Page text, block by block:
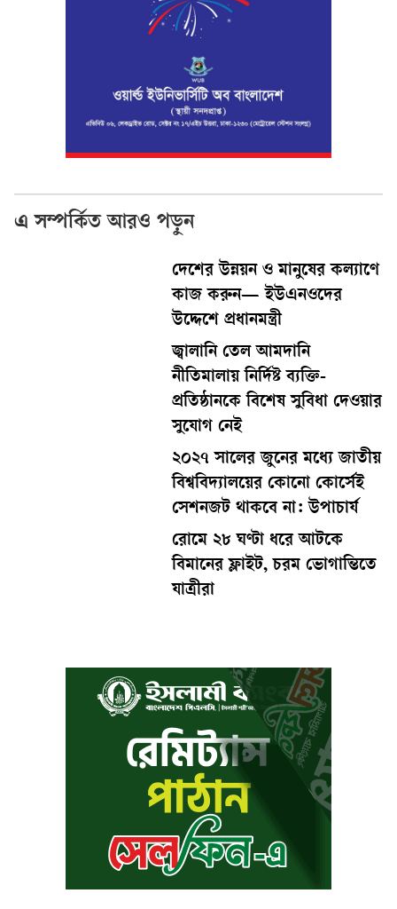
এ সম্পর্কিত আরও পড়ুন
দেশের উন্নয়ন ও মানুষের কল্যাণে
কাজ করুন— ইউএনওদের
উদ্দেশে প্রধানমন্ত্রী
জ্বালানি তেল আমদানি
নীতিমালায় নির্দিষ্ট ব্যক্তি-
প্রতিষ্ঠানকে বিশেষ সুবিধা দেওয়ার
সুযোগ নেই
২০২৭ সালের জুনের মধ্যে জাতীয়
বিশ্ববিদ্যালয়ের কোনো কোর্সেই
সেশনজট থাকবে না: উপাচার্য
রোমে ২৮ ঘণ্টা ধরে আটকে
বিমানের ফ্লাইট, চরম ভোগান্তিতে
যাত্রীরা